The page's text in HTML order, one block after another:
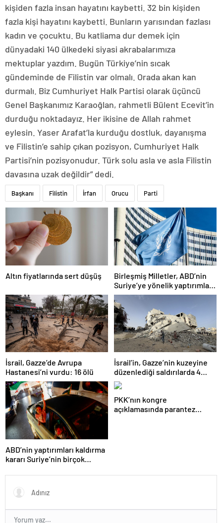
kişiden fazla insan hayatını kaybetti. 32 bin kişiden
fazla kişi hayatını kaybetti. Bunların yarısından fazlası
kadın ve çocuktu. Bu katliama dur demek için
dünyadaki 140 ülkedeki siyasi akrabalarımıza
mektuplar yazdım. Bugün Türkiye’nin sıcak
gündeminde de Filistin var olmalı. Orada akan kan
durmalı. Biz Cumhuriyet Halk Partisi olarak üçüncü
Genel Başkanımız Karaoğlan, rahmetli Bülent Ecevit’in
durduğu noktadayız. Her ikisine de Allah rahmet
eylesin. Yaser Arafat’la kurduğu dostluk, dayanışma
ve Filistin’e sahip çıkan pozisyon, Cumhuriyet Halk
Partisi’nin pozisyonudur. Türk solu asla ve asla Filistin
davasına uzak değildir” dedi.
Başkanı Filistin İrfan Orucu Parti
Altın fiyatlarında sert düşüş
Birleşmiş Milletler, ABD’nin
Suriye’ye yönelik yaptırımları
kaldırma kararından memnun
İsrail, Gazze’de Avrupa
Hastanesi’ni vurdu: 16 ölü
İsrail’in, Gazze’nin kuzeyine
düzenlediği saldırılarda 4
Filistinli öldü
ABD’nin yaptırımları kaldırma
kararı Suriye’nin birçok
PKK’nın kongre
açıklamasında parantez